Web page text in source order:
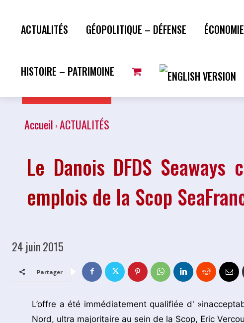
ACTUALITÉS GÉOPOLITIQUE – DÉFENSE ÉCONOMIE
HISTOIRE – PATRIMOINE
Accueil ACTUALITÉS
Le Danois DFDS
emplois de la Scop
24 juin 2015
Partager
L’offre a été immédiatement qualifiée d'
Nord, ultra majoritaire au sein de la Scop, Eric